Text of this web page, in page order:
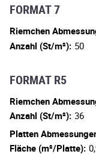
FORMAT 7
Riemchen
Anzahl (St/m²): 50
FORMAT R5
Riemchen
Anzahl (St/m²): 36
Platten
Fläche (m²/Platte):